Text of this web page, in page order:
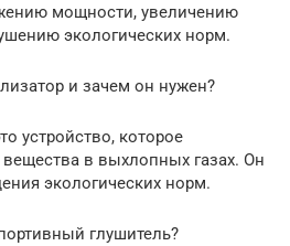
мощности, увеличению
экологических норм.
и зачем он нужен?
устройство, которое
в выхлопных газах. Он
экологических норм.
глушитель?